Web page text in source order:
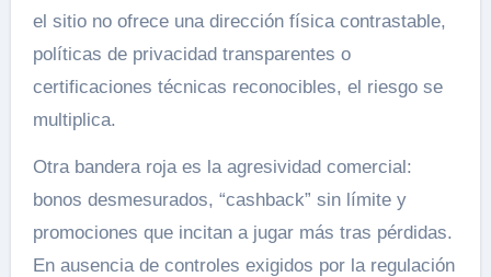
el sitio no ofrece una dirección física contrastable,
políticas de privacidad transparentes o
certificaciones técnicas reconocibles, el riesgo se
multiplica.
Otra bandera roja es la agresividad comercial:
bonos desmesurados, “cashback” sin límite y
promociones que incitan a jugar más tras pérdidas.
En ausencia de controles exigidos por la regulación